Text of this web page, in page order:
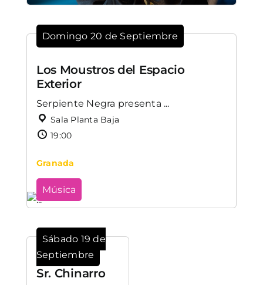
Domingo 20 de Septiembre
Los Moustros del Espacio
Exterior
Serpiente Negra presenta ...
Sala Planta Baja
19:00
Granada
Música
Sábado 19 de
Septiembre
Sr. Chinarro